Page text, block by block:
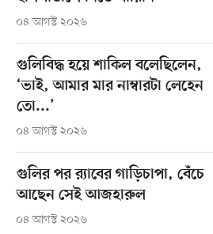
০৪ আগস্ট ২০২৬
গুলিবিদ্ধ হয়ে শাকিল বলেছিলেন,
‘ভাই, আমার মার নাম্বারটা লেহেন
তো...’
০৪ আগস্ট ২০২৬
গুলির পর র‍্যাবের গাড়িচাপা, বেঁচে
আছেন সেই আজহারুল
০৪ আগস্ট ২০২৬